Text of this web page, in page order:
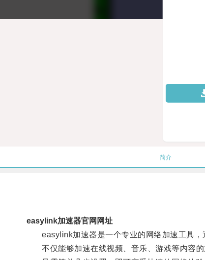
简介
easylink加速器官网网址
easylink加速器是一个专业的网络加速工具，
不仅能够加速在线视频、音乐、游戏等内容的